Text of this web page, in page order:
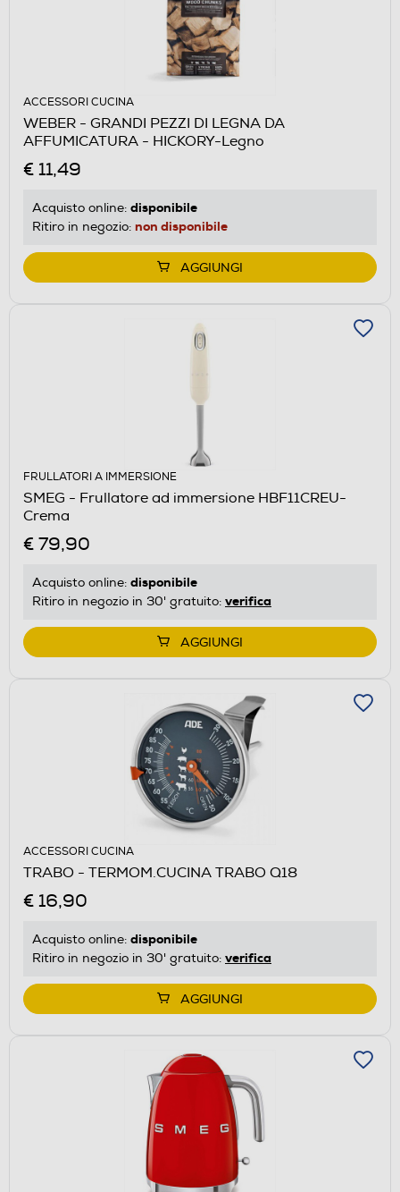
ACCESSORI CUCINA
WEBER - GRANDI PEZZI DI LEGNA DA
AFFUMICATURA - HICKORY-Legno
€ 11,49
Acquisto online: disponibile
Ritiro in negozio: non disponibile
AGGIUNGI
FRULLATORI A IMMERSIONE
SMEG - Frullatore ad immersione HBF11CREU-
Crema
€ 79,90
Acquisto online: disponibile
Ritiro in negozio in 30' gratuito: verifica
AGGIUNGI
ACCESSORI CUCINA
TRABO - TERMOM.CUCINA TRABO Q18
€ 16,90
Acquisto online: disponibile
Ritiro in negozio in 30' gratuito: verifica
AGGIUNGI